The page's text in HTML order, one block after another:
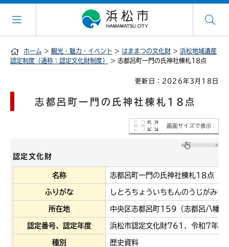
ホーム > 観光・魅力・イベント > はままつの文化財 > 浜松地域遺産
認定制度（通称：認定文化財制度）
> 志都呂町一門の氏神社棟札18点
更新日：2026年3月18日
志都呂町一門の氏神社棟札18点
画面サイズで表示
認定文化財
名称 志都呂町一門の氏神社棟札18点
ふりがな しとろちょういちもんのうじがみ
所在地 中央区志都呂町159（志都呂八幡宮
認定番号、認定年度 浜松市認定文化財761、令和7年度
種別 歴史資料